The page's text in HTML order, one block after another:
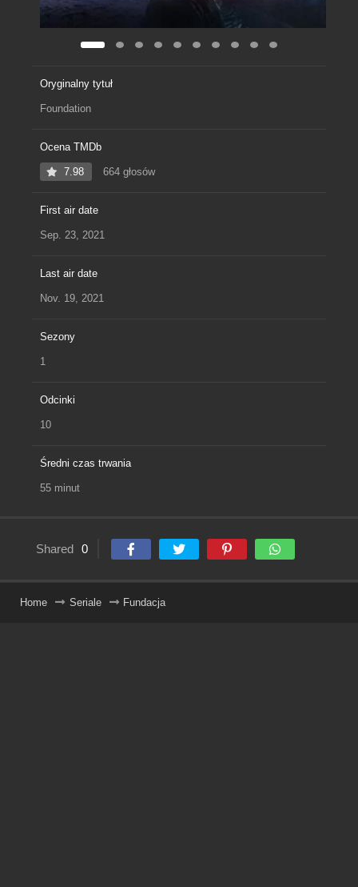
Oryginalny tytuł
Foundation
Ocena TMDb
7.98 664 głosów
First air date
Sep. 23, 2021
Last air date
Nov. 19, 2021
Sezony
1
Odcinki
10
Średni czas trwania
55 minut
Shared 0
Home Seriale Fundacja